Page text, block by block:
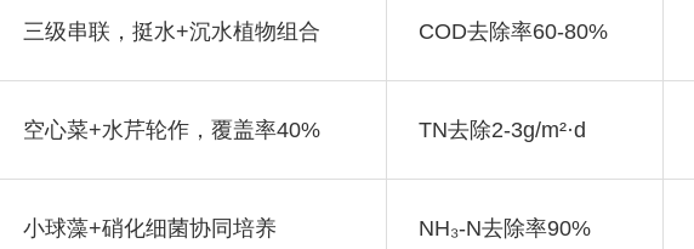
三级串联，挺水+沉水植物组合 COD去除率60-80%
空心菜+水芹轮作，覆盖率40% TN去除2-3g/m²·d
小球藻+硝化细菌协同培养 NH₃-N去除率90%